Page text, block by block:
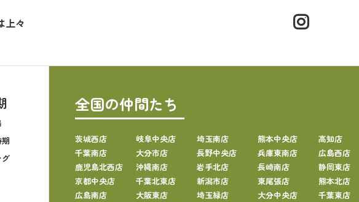
上々
全国の仲間たち
茨城西店 岐阜中央店 埼玉南店 熊本中央店
高知店
千葉南店
大分市店 長野中央店 兵庫東南店
広島西店
鹿児島北西店
沖縄南店 岩手北店 長崎南店
静岡東店
京都中央店
千葉北東店 新潟市店 東尾張店
熊本北店
広島南店
大阪東店 埼玉緑店 大分中央店
千葉東店